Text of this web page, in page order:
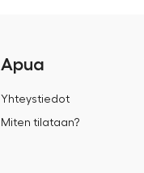
Apua
Yhteystiedot
Miten tilataan?